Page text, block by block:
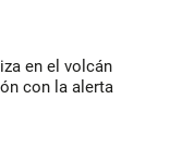
en el volcán
con la alerta